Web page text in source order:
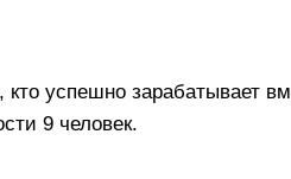
успешно зарабатывает
9 человек.